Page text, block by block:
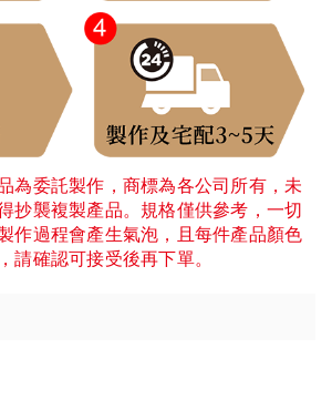
為委託製作，商標為各公司所有，未
抄襲複製產品。規格僅供參考，一切
作過程會產生氣泡，且每件產品顏色
請確認可接受後再下單。